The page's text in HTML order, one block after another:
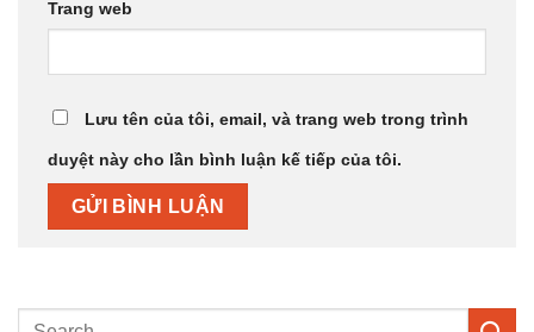
Trang web
Lưu tên của tôi, email, và trang web trong trình
duyệt này cho lần bình luận kế tiếp của tôi.